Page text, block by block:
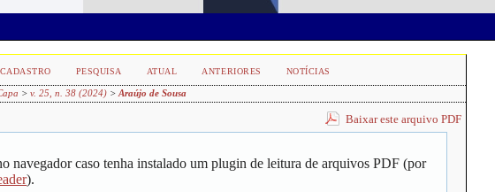
CADASTRO PESQUISA ATUAL ANTERIORES NOTÍCIAS
>v. 25, n. 38 (2024) >Araújo de Sousa
Baixar este arquivo PDF
navegador caso tenha instalado um plugin de leitura de arquivos PDF (por
).